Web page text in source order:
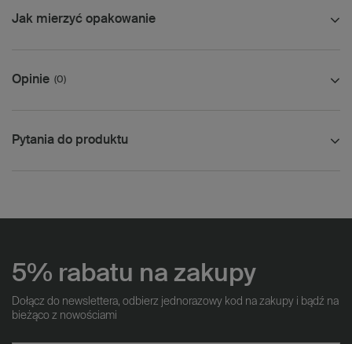
Jak mierzyć opakowanie
Opinie (0)
Pytania do produktu
5% rabatu na zakupy
Dołącz do newslettera, odbierz jednorazowy kod na zakupy i bądź na
bieżąco z nowościami